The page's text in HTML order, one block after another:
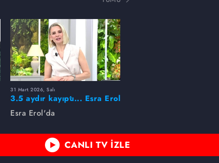
31 Mart 2026, Salı
3.5 aydır kayıptı... Esra Erol
buldu!
Esra Erol'da
CANLI TV İZLE